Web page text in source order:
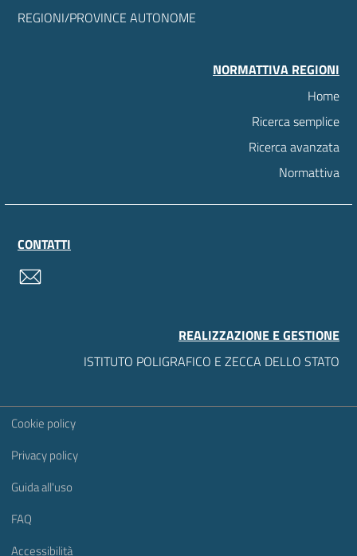
REGIONI/PROVINCE AUTONOME
NORMATTIVA REGIONI
Home
Ricerca semplice
Ricerca avanzata
Normattiva
CONTATTI
REALIZZAZIONE E GESTIONE
ISTITUTO POLIGRAFICO E ZECCA DELLO STATO
Sezione Link Utili
Cookie policy
Privacy policy
Guida all'uso
FAQ
Accessibilità